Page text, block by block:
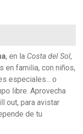
, en la Costa del Sol,
en familia, con niños,
especiales... o
libre. Aprovecha
out, para avistar
de tu